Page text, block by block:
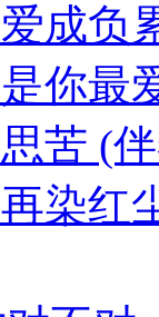
成负
你最
苦 (
染红